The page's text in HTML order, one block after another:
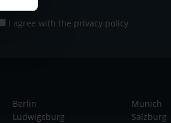
I agree with the privacy policy
Berlin
Ludwigsburg
Munich
Salzburg